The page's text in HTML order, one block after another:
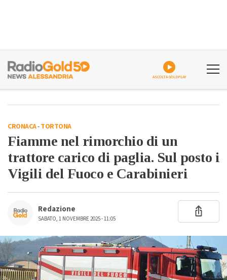
ASCOLTA GOLDPLAY
CRONACA-TORTONA
Fiamme nel rimorchio di un
trattore carico di paglia. Sul posto i
Vigili del Fuoco e Carabinieri
Redazione
SABATO, 1 NOVEMBRE 2025 - 11:05